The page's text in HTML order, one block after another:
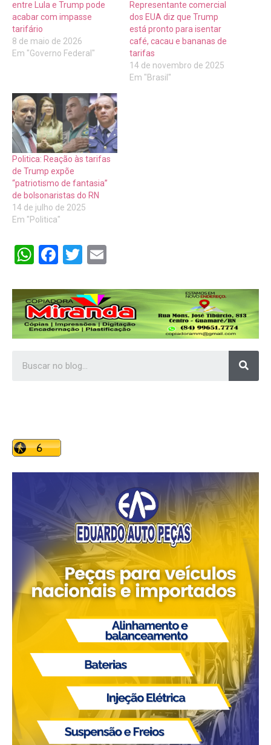
entre Lula e Trump pode
acabar com impasse
tarifário
8 de maio de 2026
Em "Governo Federal"
Representante comercial
dos EUA diz que Trump
está pronto para isentar
café, cacau e bananas de
tarifas
14 de novembro de 2025
Em "Brasil"
Politica: Reação às tarifas
de Trump expõe
“patriotismo de fantasia”
de bolsonaristas do RN
14 de julho de 2025
Em "Politica"
WhatsApp
Facebook
Twitter